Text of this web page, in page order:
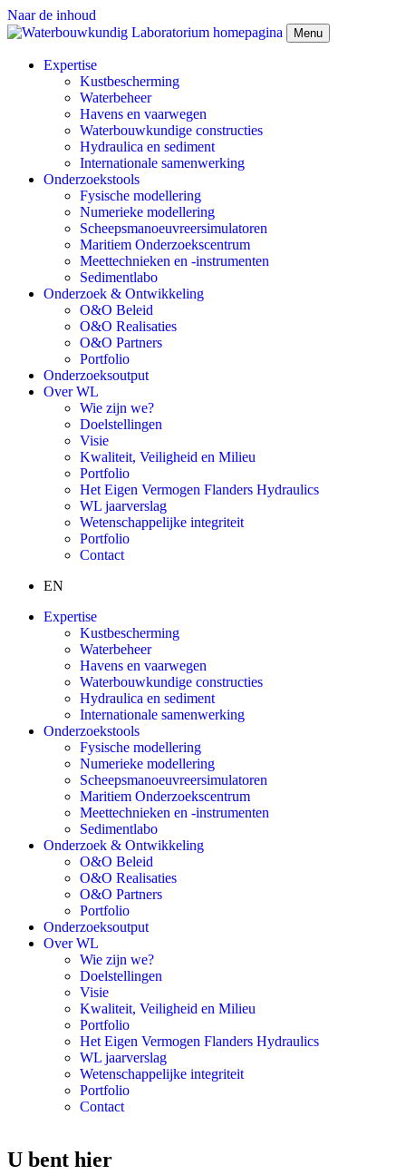
Naar de inhoud
Menu
Expertise
Kustbescherming
Waterbeheer
Havens en vaarwegen
Waterbouwkundige constructies
Hydraulica en sediment
Internationale samenwerking
Onderzoekstools
Fysische modellering
Numerieke modellering
Scheepsmanoeuvreersimulatoren
Maritiem Onderzoekscentrum
Meettechnieken en -instrumenten
Sedimentlabo
Onderzoek & Ontwikkeling
O&O Beleid
O&O Realisaties
O&O Partners
Portfolio
Onderzoeksoutput
Over WL
Wie zijn we?
Doelstellingen
Visie
Kwaliteit, Veiligheid en Milieu
Portfolio
Het Eigen Vermogen Flanders Hydraulics
WL jaarverslag
Wetenschappelijke integriteit
Portfolio
Contact
EN
Expertise
Kustbescherming
Waterbeheer
Havens en vaarwegen
Waterbouwkundige constructies
Hydraulica en sediment
Internationale samenwerking
Onderzoekstools
Fysische modellering
Numerieke modellering
Scheepsmanoeuvreersimulatoren
Maritiem Onderzoekscentrum
Meettechnieken en -instrumenten
Sedimentlabo
Onderzoek & Ontwikkeling
O&O Beleid
O&O Realisaties
O&O Partners
Portfolio
Onderzoeksoutput
Over WL
Wie zijn we?
Doelstellingen
Visie
Kwaliteit, Veiligheid en Milieu
Portfolio
Het Eigen Vermogen Flanders Hydraulics
WL jaarverslag
Wetenschappelijke integriteit
Portfolio
Contact
U bent hier